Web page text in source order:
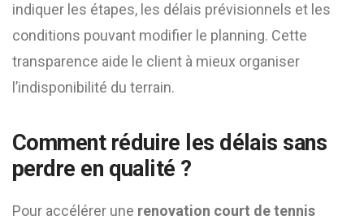
indiquer les étapes, les délais prévisionnels et les
conditions pouvant modifier le planning. Cette
transparence aide le client à mieux organiser
l’indisponibilité du terrain.
Comment réduire les délais sans
perdre en qualité ?
Pour accélérer une renovation court de tennis